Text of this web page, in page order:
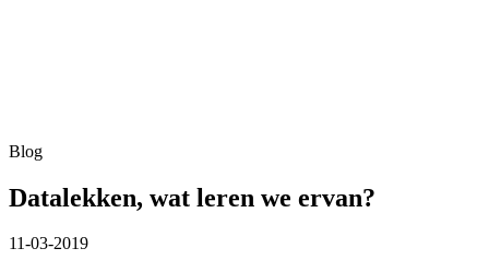
Blog
Datalekken, wat leren we ervan?
11-03-2019